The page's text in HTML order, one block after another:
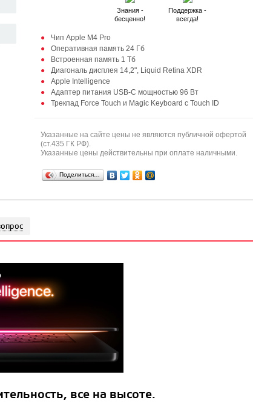
Знания -
бесценно!
Поддержка -
всегда!
Чип Apple M4 Pro
Оперативная память 24 Гб
Встроенная память 1 Тб
Диагональ дисплея 14,2", Liquid Retina XDR
Apple Intelligence
Адаптер питания USB-C мощностью 96 Вт
Трекпад Force Touch и Magic Keyboard с Touch ID
Указанные на сайте цены не являются публичной офертой
(ст.435 ГК РФ).
Указанные цены действительны при оплате наличными.
Поделиться…
все на высоте.